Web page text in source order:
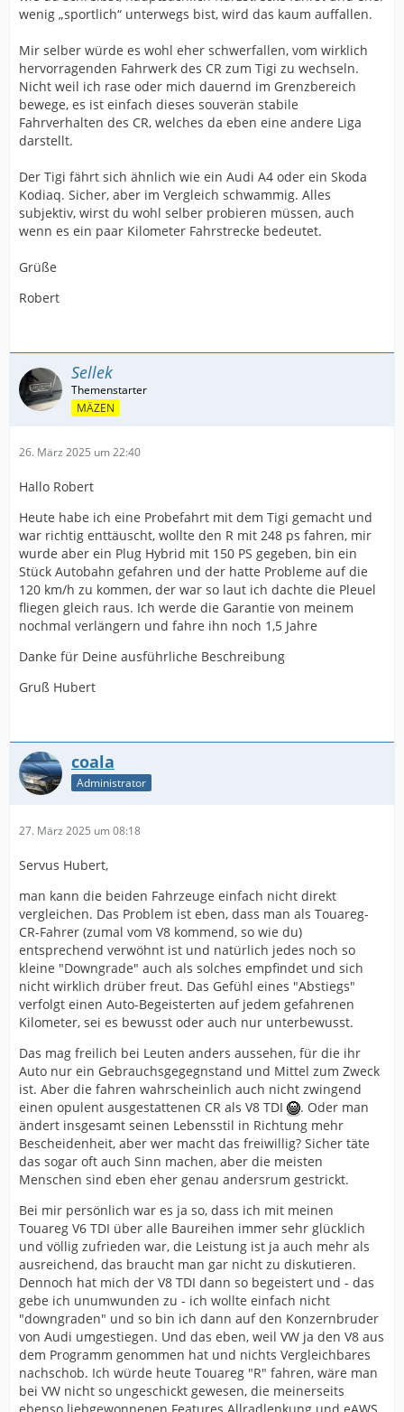
wenig „sportlich“ unterwegs bist, wird das kaum auffallen.
Mir selber würde es wohl eher schwerfallen, vom wirklich
hervorragenden Fahrwerk des CR zum Tigi zu wechseln.
Nicht weil ich rase oder mich dauernd im Grenzbereich
bewege, es ist einfach dieses souverän stabile
Fahrverhalten des CR, welches da eben eine andere Liga
darstellt.
Der Tigi fährt sich ähnlich wie ein Audi A4 oder ein Skoda
Kodiaq. Sicher, aber im Vergleich schwammig. Alles
subjektiv, wirst du wohl selber probieren müssen, auch
wenn es ein paar Kilometer Fahrstrecke bedeutet.
Grüße
Robert
Sellek
MÄZEN
26. März 2025 um 22:40
Hallo Robert
Heute habe ich eine Probefahrt mit dem Tigi gemacht und
war richtig enttäuscht, wollte den R mit 248 ps fahren, mir
wurde aber ein Plug Hybrid mit 150 PS gegeben, bin ein
Stück Autobahn gefahren und der hatte Probleme auf die
120 km/h zu kommen, der war so laut ich dachte die Pleuel
fliegen gleich raus. Ich werde die Garantie von meinem
nochmal verlängern und fahre ihn noch 1,5 Jahre
Danke für Deine ausführliche Beschreibung
Gruß Hubert
coala
Administrator
27. März 2025 um 08:18
Servus Hubert,
man kann die beiden Fahrzeuge einfach nicht direkt
vergleichen. Das Problem ist eben, dass man als Touareg-
CR-Fahrer (zumal vom V8 kommend, so wie du)
entsprechend verwöhnt ist und natürlich jedes noch so
kleine "Downgrade" auch als solches empfindet und sich
nicht wirklich drüber freut. Das Gefühl eines "Abstiegs"
verfolgt einen Auto-Begeisterten auf jedem gefahrenen
Kilometer, sei es bewusst oder auch nur unterbewusst.
Das mag freilich bei Leuten anders aussehen, für die ihr
Auto nur ein Gebrauchsgegegnstand und Mittel zum Zweck
ist. Aber die fahren wahrscheinlich auch nicht zwingend
einen opulent ausgestattenen CR als V8 TDI
. Oder man
ändert insgesamt seinen Lebensstil in Richtung mehr
Bescheidenheit, aber wer macht das freiwillig? Sicher täte
das sogar oft auch Sinn machen, aber die meisten
Menschen sind eben eher genau andersrum gestrickt.
Bei mir persönlich war es ja so, dass ich mit meinen
Touareg V6 TDI über alle Baureihen immer sehr glücklich
und völlig zufrieden war, die Leistung ist ja auch mehr als
ausreichend, das braucht man gar nicht zu diskutieren.
Dennoch hat mich der V8 TDI dann so begeistert und - das
gebe ich unumwunden zu - ich wollte einfach nicht
"downgraden" und so bin ich dann auf den Konzernbruder
von Audi umgestiegen. Und das eben, weil VW ja den V8 aus
dem Programm genommen hat und nichts Vergleichbares
nachschob. Ich würde heute Touareg "R" fahren, wäre man
bei VW nicht so ungeschickt gewesen, die meinerseits